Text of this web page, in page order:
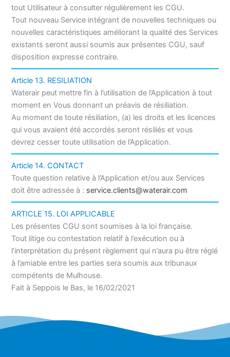
tout Utilisateur à consulter régulièrement les CGU.
Tout nouveau Service intégrant de nouvelles techniques ou
nouvelles caractéristiques améliorant la qualité des Services
existants seront aussi soumis aux présentes CGU, sauf
disposition expresse contraire.
Article 13. RESILIATION
Waterair peut mettre fin à l’utilisation de l’Application à tout
moment en Vous donnant un préavis de résiliation.
Au moment de toute résiliation, (a) les droits et les licences
qui vous avaient été accordés seront résiliés et vous
devrez cesser toute utilisation de l’Application.
Article 14. CONTACT
Toute question relative à l’Application et/ou aux Services
doit être adressée à : service.clients@waterair.com
ARTICLE 15. LOI APPLICABLE
Les présentes CGU sont soumises à la loi française.
Tout litige ou contestation relatif à l’exécution ou à
l’interprétation du présent règlement qui n’aura pu être réglé
à l’amiable entre les parties sera soumis aux tribunaux
compétents de Mulhouse.
Fait à Seppois le Bas, le 16/02/2021